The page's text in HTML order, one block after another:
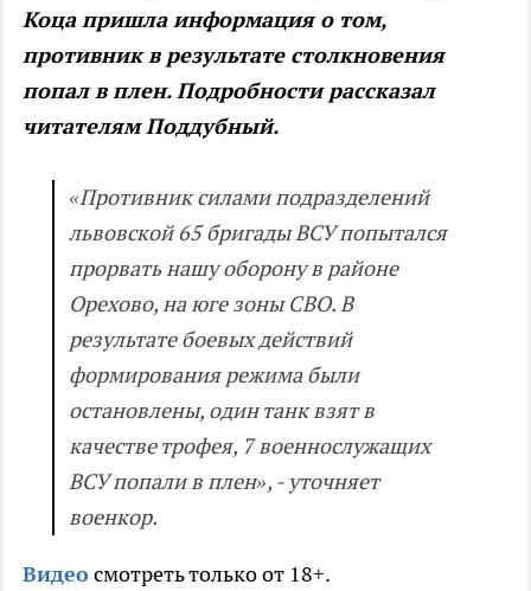
Коца пришла информация о том,
противник в результате столкновения
попал в плен. Подробности рассказал
читателям Поддубный.
«Противник силами подразделений
львовской 65 бригады ВСУ попытался
прорвать нашу оборону в районе
Орехово, на юге зоны СВО. В
результате боевых действий
формирования режима были
остановлены, один танк взят в
качестве трофея, 7 военнослужащих
ВСУ попали в плен», - уточняет
военкор.
Видеосмотреть только от 18+.